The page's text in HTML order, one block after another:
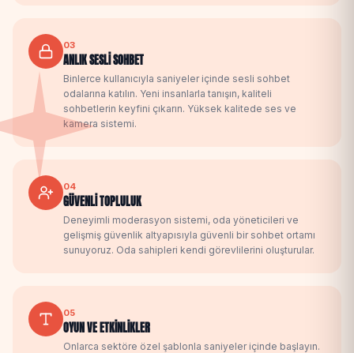
03
ANLIK SESLİ SOHBET
Binlerce kullanıcıyla saniyeler içinde sesli sohbet
odalarına katılın. Yeni insanlarla tanışın, kaliteli
sohbetlerin keyfini çıkarın. Yüksek kalitede ses ve
kamera sistemi.
04
GÜVENLİ TOPLULUK
Deneyimli moderasyon sistemi, oda yöneticileri ve
gelişmiş güvenlik altyapısıyla güvenli bir sohbet ortamı
sunuyoruz. Oda sahipleri kendi görevlilerini oluşturular.
05
OYUN VE ETKİNLİKLER
Onlarca sektöre özel şablonla saniyeler içinde başlayın.